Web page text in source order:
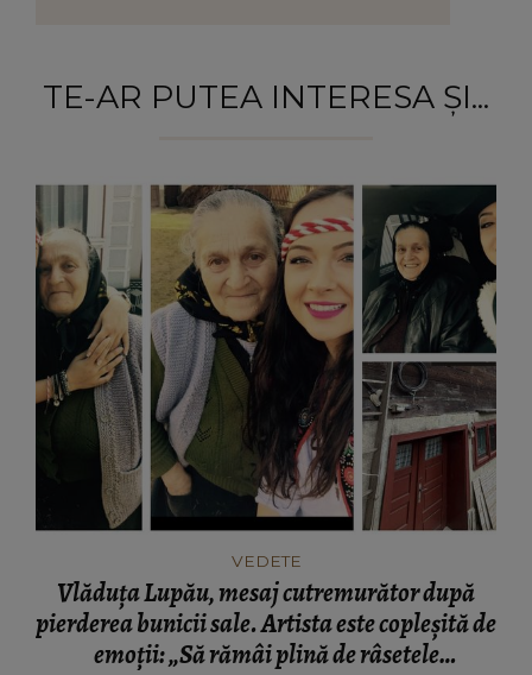
TE-AR PUTEA INTERESA ȘI...
VEDETE
Vlăduța Lupău, mesaj cutremurător după
pierderea bunicii sale. Artista este copleșită de
emoții: „Să rămâi plină de râsetele